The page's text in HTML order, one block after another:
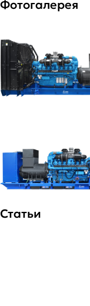
Фотогалерея
Статьи